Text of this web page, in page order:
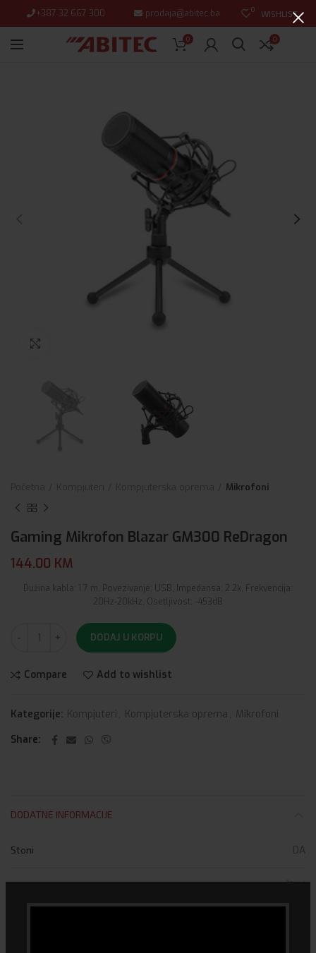
+387 32 667 300 prodaja@abitec.ba 0 WISHLIST
0 0
Mikrofoni
Gaming Mikrofon Blazar GM300 ReDragon
144.00 KM
Dužina kabla: 1.7 m, Povezivanje: USB, Impedansa: 2.2k, Frekvencija:
20Hz-20kHz, Osetljivost: -453dB
DODAJ U KORPU
Compare Add to wishlist
Kategorije: Kompjuteri , Kompjuterska oprema , Mikrofoni
Share
DODATNE INFORMACIJE
Stoni DA
Vrsta Žični